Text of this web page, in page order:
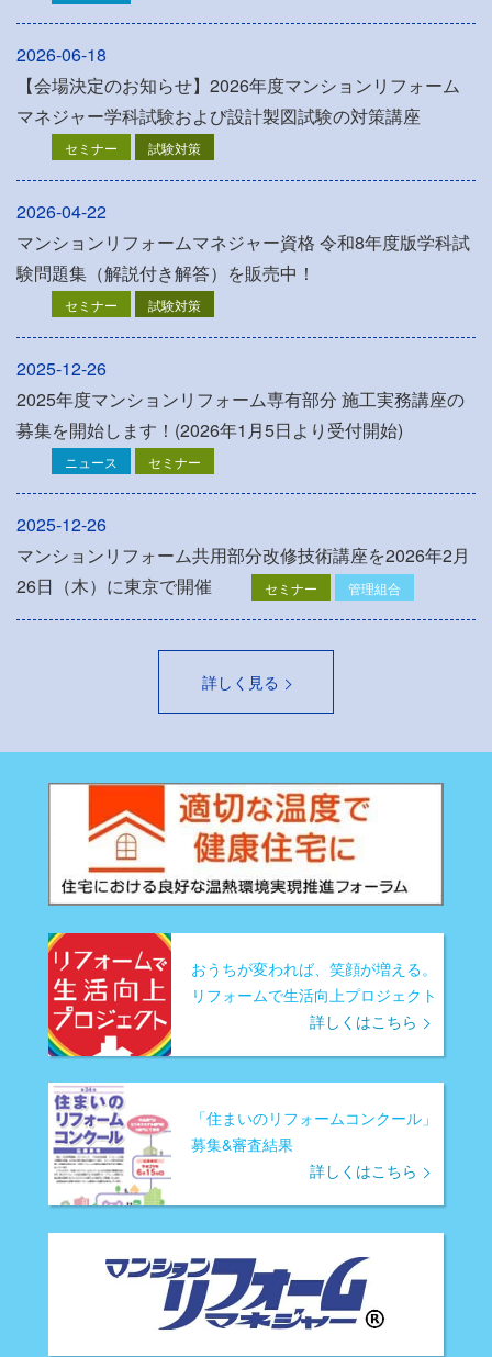
2026-06-18
【会場決定のお知らせ】2026年度マンションリフォーム
マネジャー学科試験および設計製図試験の対策講座
セミナー 試験対策
2026-04-22
マンションリフォームマネジャー資格 令和8年度版学科試
験問題集（解説付き解答）を販売中！
セミナー 試験対策
2025-12-26
2025年度マンションリフォーム専有部分 施工実務講座の
募集を開始します！(2026年1月5日より受付開始)
ニュース セミナー
2025-12-26
マンションリフォーム共用部分改修技術講座を2026年2月
26日（木）に東京で開催
セミナー 管理組合
詳しく見る
おうちが変われば、笑顔が増える。
リフォームで生活向上プロジェクト
詳しくはこちら
「住まいのリフォームコンクール」
募集&審査結果
詳しくはこちら